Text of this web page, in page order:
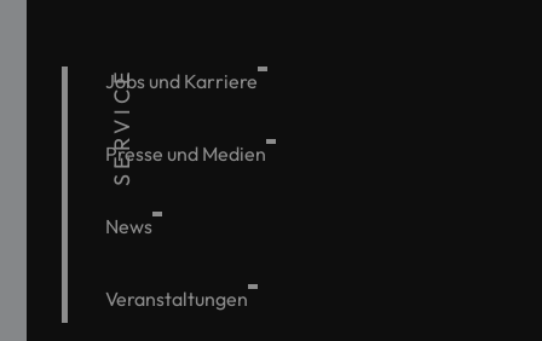
SERVICE
Jobs und Karriere
Presse und Medien
News
Veranstaltungen